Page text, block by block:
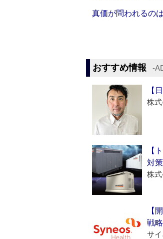
真価が問われるの
おすすめ情報
【
株
【
対策
株
【
戦略
サ